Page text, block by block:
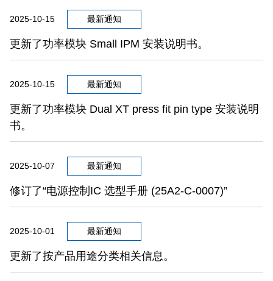
2025-10-15 最新通知
更新了功率模块 Small IPM 安装说明书。
2025-10-15 最新通知
更新了功率模块 Dual XT press fit pin type 安装说明
书。
2025-10-07 最新通知
修订了“电源控制IC 选型手册 (25A2-C-0007)”
2025-10-01 最新通知
更新了按产品用途分类相关信息。